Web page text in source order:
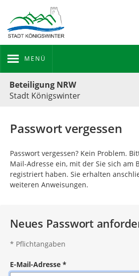
MENÜ
Beteiligung NRW
Stadt Königswinter
Passwort vergessen
Passwort vergessen? Kein Problem.
Mail-Adresse ein, mit der Sie sich am
registriert haben. Sie erhalten
weiteren Anweisungen.
Neues Passwort
* Pflichtangaben
E-Mail-Adresse *